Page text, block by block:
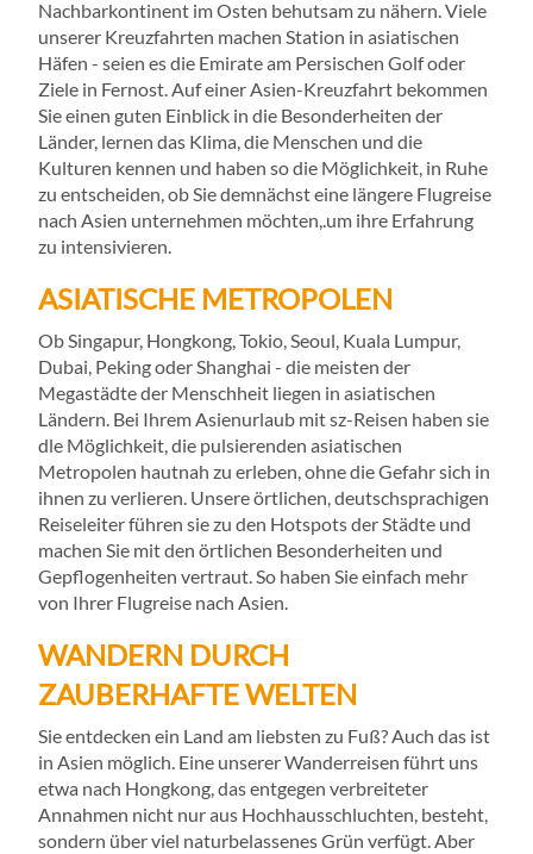
Nachbarkontinent im Osten behutsam zu nähern. Viele
unserer Kreuzfahrten machen Station in asiatischen
Häfen - seien es die Emirate am Persischen Golf oder
Ziele in Fernost. Auf einer Asien-Kreuzfahrt bekommen
Sie einen guten Einblick in die Besonderheiten der
Länder, lernen das Klima, die Menschen und die
Kulturen kennen und haben so die Möglichkeit, in Ruhe
zu entscheiden, ob Sie demnächst eine längere Flugreise
nach Asien unternehmen möchten,.um ihre Erfahrung
zu intensivieren.
ASIATISCHE METROPOLEN
Ob Singapur, Hongkong, Tokio, Seoul, Kuala Lumpur,
Dubai, Peking oder Shanghai - die meisten der
Megastädte der Menschheit liegen in asiatischen
Ländern. Bei Ihrem Asienurlaub mit sz-Reisen haben sie
dle Möglichkeit, die pulsierenden asiatischen
Metropolen hautnah zu erleben, ohne die Gefahr sich in
ihnen zu verlieren. Unsere örtlichen, deutschsprachigen
Reiseleiter führen sie zu den Hotspots der Städte und
machen Sie mit den örtlichen Besonderheiten und
Gepflogenheiten vertraut. So haben Sie einfach mehr
von Ihrer Flugreise nach Asien.
WANDERN DURCH
ZAUBERHAFTE WELTEN
Sie entdecken ein Land am liebsten zu Fuß? Auch das ist
in Asien möglich. Eine unserer Wanderreisen führt uns
etwa nach Hongkong, das entgegen verbreiteter
Annahmen nicht nur aus Hochhausschluchten, besteht,
sondern über viel naturbelassenes Grün verfügt. Aber